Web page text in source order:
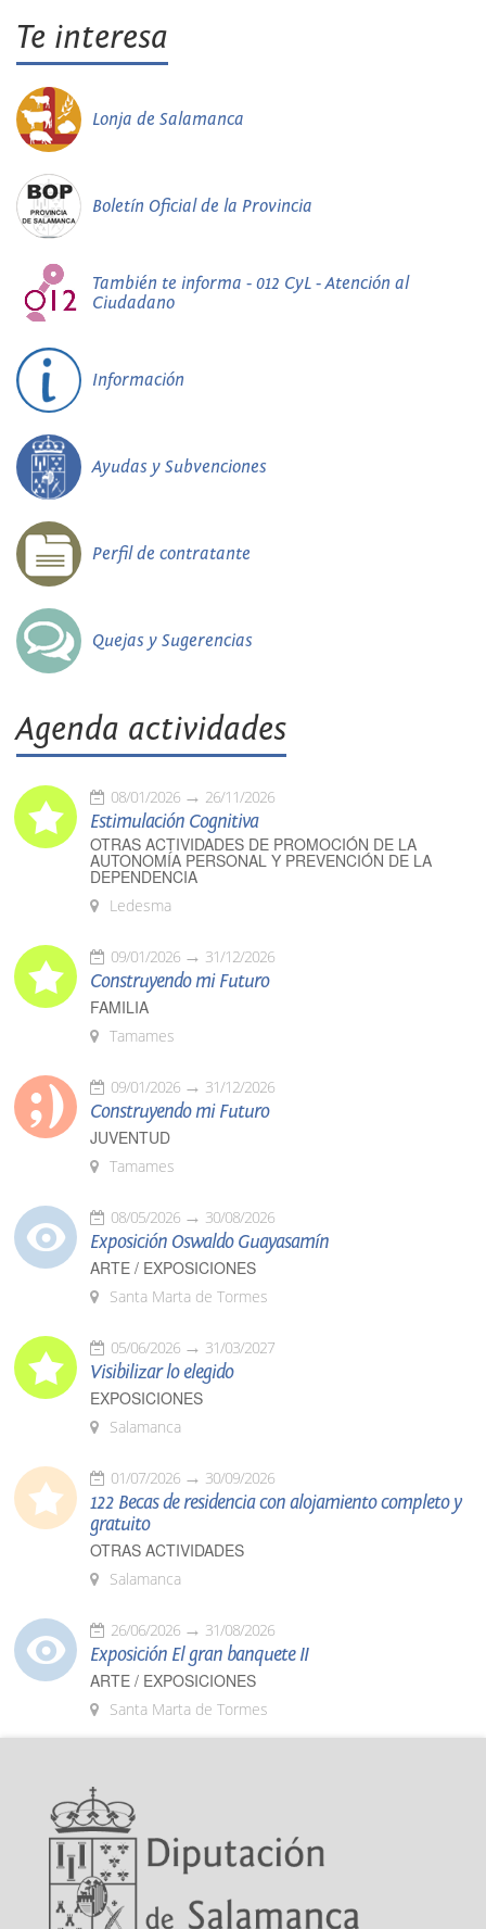
Te interesa
Lonja de Salamanca
Boletín Oficial de la Provincia
También te informa - 012 CyL - Atención al
Ciudadano
Información
Ayudas y Subvenciones
Perfil de contratante
Quejas y Sugerencias
Agenda actividades
08/01/2026 26/11/2026
Estimulación Cognitiva
OTRAS ACTIVIDADES DE PROMOCIÓN DE LA
AUTONOMÍA PERSONAL Y PREVENCIÓN DE LA
DEPENDENCIA
Ledesma
09/01/2026 31/12/2026
Construyendo mi Futuro
FAMILIA
Tamames
09/01/2026 31/12/2026
Construyendo mi Futuro
JUVENTUD
Tamames
08/05/2026 30/08/2026
Exposición Oswaldo Guayasamín
ARTE / EXPOSICIONES
Santa Marta de Tormes
05/06/2026 31/03/2027
Visibilizar lo elegido
EXPOSICIONES
Salamanca
01/07/2026 30/09/2026
122 Becas de residencia con alojamiento completo y
gratuito
OTRAS ACTIVIDADES
Salamanca
26/06/2026 31/08/2026
Exposición El gran banquete II
ARTE / EXPOSICIONES
Santa Marta de Tormes